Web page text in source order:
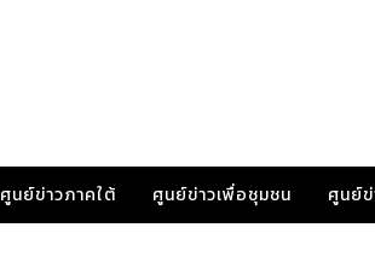
ศูนย์ข่าวภาคใต้ ศูนย์ข่าวเพื่อชุมชน ศูนย์